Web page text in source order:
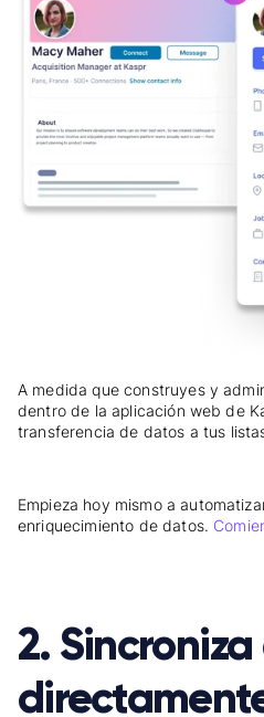
A medida que construyes y
dentro de la aplicación web de
transferencia de datos a tus
Empieza hoy mismo a
enriquecimiento de datos.
2.